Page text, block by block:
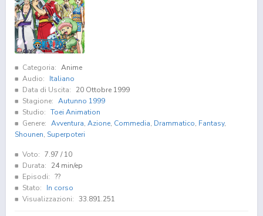
Categoria: Anime
Audio:
Italiano
Data di Uscita:
20 Ottobre 1999
Stagione: Autunno 1999
Studio: Toei Animation
Genere: Avventura, Azione, Commedia, Drammatico, Fantasy,
Shounen, Superpoteri
Voto: 7.97 / 10
Durata:
24 min/ep
Episodi: ??
Stato:
In corso
Visualizzazioni: 33.891.251